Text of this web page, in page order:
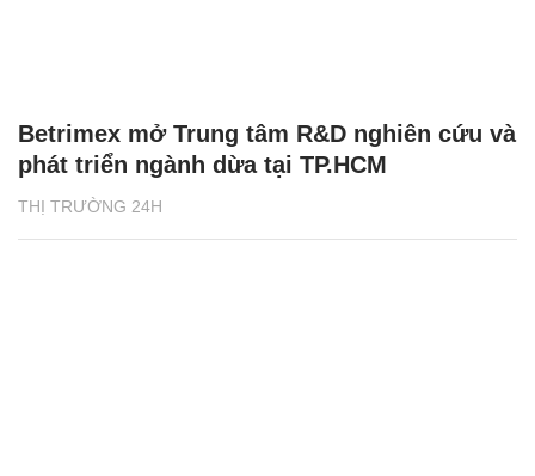
THỊ TRƯỜNG 24H
Betrimex mở Trung tâm R&D nghiên cứu và
phát triển ngành dừa tại TP.HCM